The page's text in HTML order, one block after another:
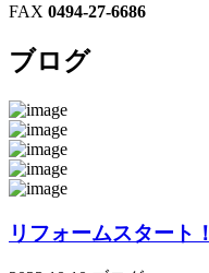
FAX 0494-27-6686
ブログ
リフォームスタート！